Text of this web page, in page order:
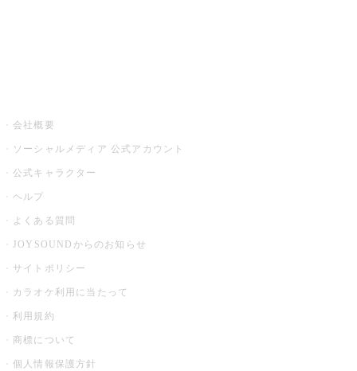
会社概要
ソーシャルメディア 公式アカウント
公式キャラクター
ヘルプ
よくある質問
JOYSOUNDからのお知らせ
サイトポリシー
カラオケ利用に当たって
利用規約
商標について
個人情報保護方針